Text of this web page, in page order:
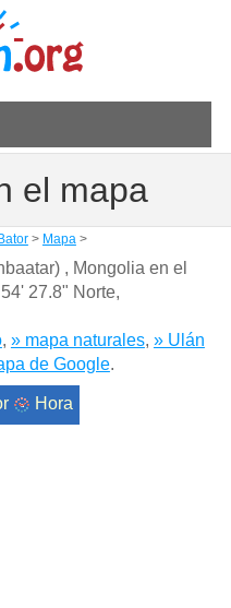
el mapa
> Mapa>
, Mongolia en el
54' 27.8" Norte,
, » mapa naturales, » Ulán
de Google.
Hora